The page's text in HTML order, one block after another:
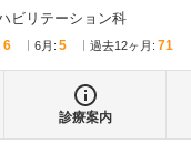
ビリテーション科
6 6月 : 5 過去12ヶ月: 71
診療案内